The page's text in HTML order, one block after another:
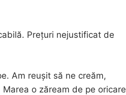
Prețuri nejustificat de
Am reușit să ne creăm,
o zăream de pe oricare